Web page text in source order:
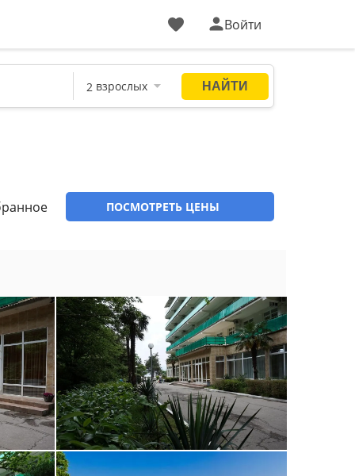
Войти
ПОСМОТРЕТЬ ЦЕНЫ